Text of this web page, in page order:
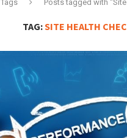
Tags Posts tagged with
TAG:SITE HEALTH